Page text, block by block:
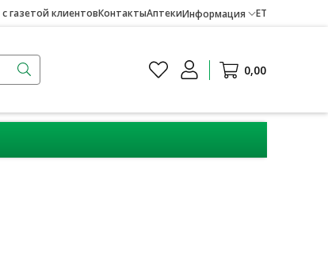
газетой клиентовКонтактыАптекиИнформация ET
0,00